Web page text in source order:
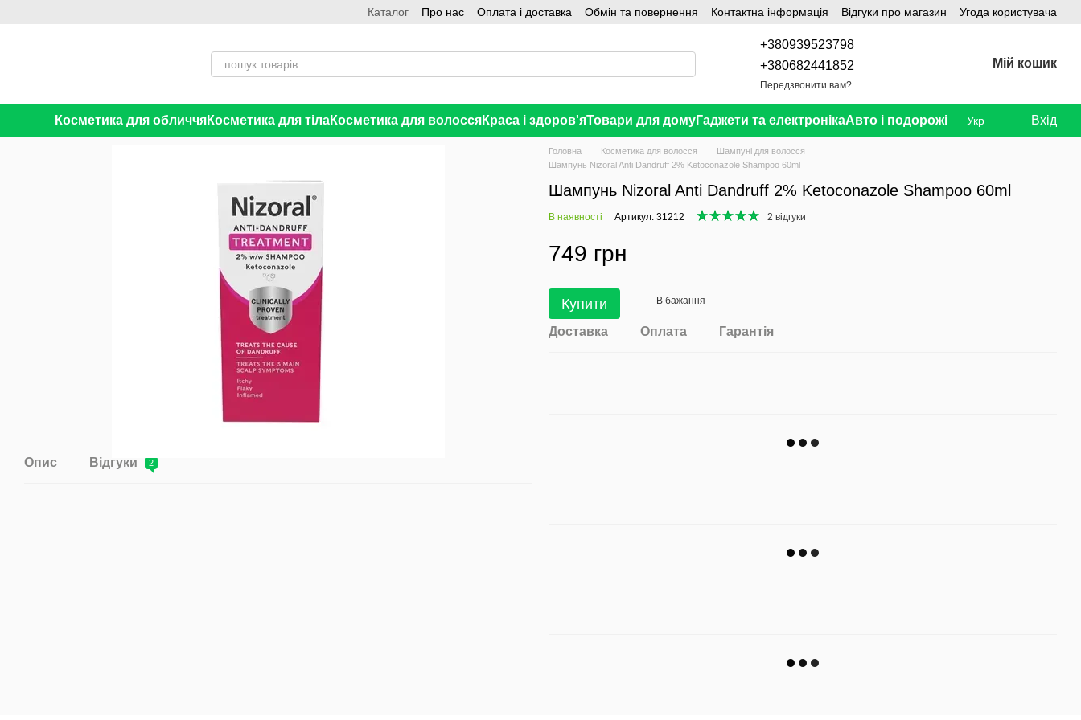
Каталог Про нас Оплата і доставка Обмін та повернення Контактна інформація Відгуки про магазин Угода користувача
+380939523798
+380682441852
Передзвонити вам?
Мій кошик
Косметика для обличчяКосметика для тілаКосметика для волоссяКраса і здоров'яТовари для домуГаджети та електронікаАвто і подорожі Укр Вхід
Опис Відгуки 2
Головна Косметика для волосся
Шампуні для волосся
Шампунь Nizoral Anti Dandruff 2% Ketoconazole Shampoo 60ml
Шампунь Nizoral Anti Dandruff 2% Ketoconazole Shampoo 60ml
В наявності Артикул: 31212 2 відгуки
749 грн
В бажання
Купити
Доставка Оплата Гарантія